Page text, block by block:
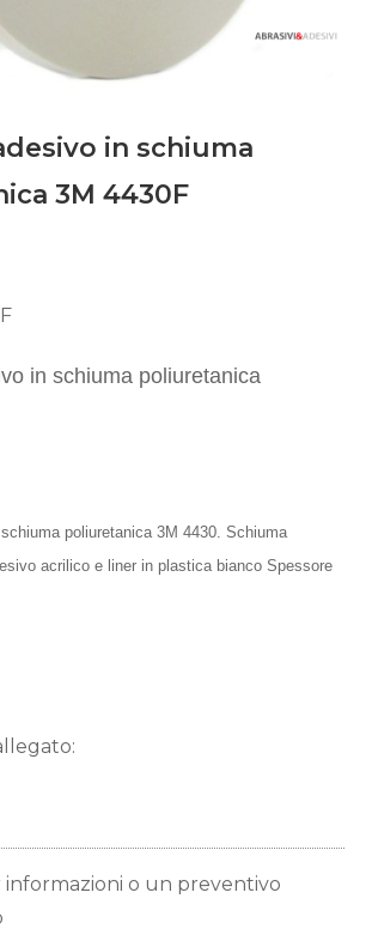
in schiuma
3M 4430F
in schiuma poliuretanica
poliuretanica 3M 4430. Schiuma
acrilico e liner in plastica bianco Spessore
o un preventivo